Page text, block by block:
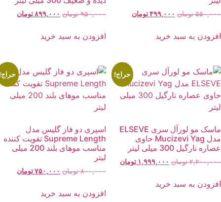
تومانقیمت
۴۹۹,۰۰۰تومانقیمت
به سبد خرید
۹۵۰,۰۰۰ تومانقیمت
۸۹۹,۰۰۰تومانقیمت
افزودن به سبد خرید
حراج!
ماسک مو لورآل سری ELSEVE
مدل Mucizevi Yag حاوی
نارگیل 300 میلی لیتر
تومانقیمت
بود.
۱,۹۹۹,۰۰۰ تومانقیمت
به سبد خرید
حراج!
اسپری دو فاز گلیس مدل
Supreme Length تقویت کننده
مناسب موهای بلند 200 میلی
لیتر
۸۰۰,۰۰۰ تومانقیمت
۷۵۰,۰۰۰تومانقیمت
افزودن به سبد خرید